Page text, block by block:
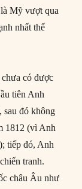
Mỹ vượt qua
nhất thế
có được
tiên Anh
sau đó không
1812 (vì Anh
tiếp đó, Anh
tranh.
châu Âu như